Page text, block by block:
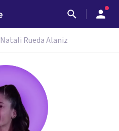
Natali Rueda Alaniz